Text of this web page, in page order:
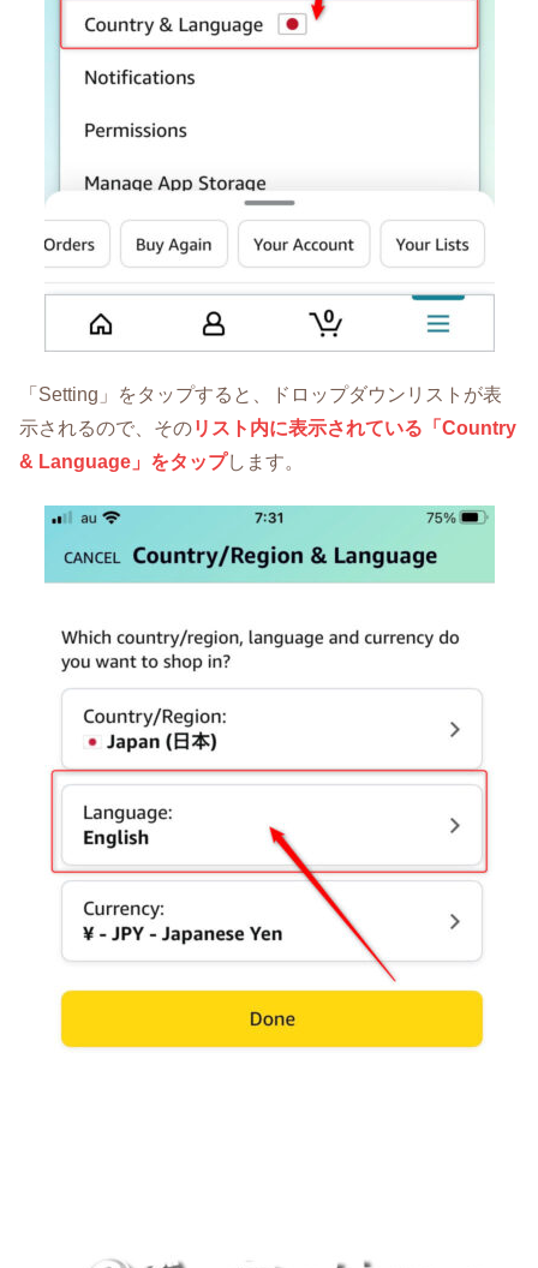
「Setting」をタップすると、ドロップダウンリストが表
示されるので、そのリスト内に表示されている「Country
& Language」をタップします。